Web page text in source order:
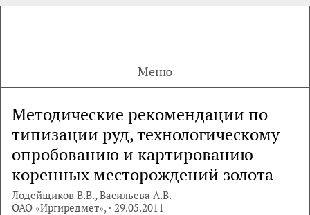
Меню
Методические рекомендации по
типизации руд, технологическому
опробованию и картированию
коренных месторождений золота
Лодейщиков В.В., Васильева А.В.
ОАО «Иргиредмет», · 29.05.2011